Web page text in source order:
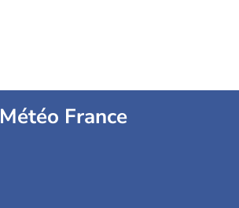
Météo France